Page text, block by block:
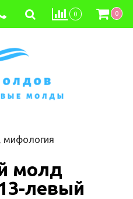
0 0
мифология
молд
левый